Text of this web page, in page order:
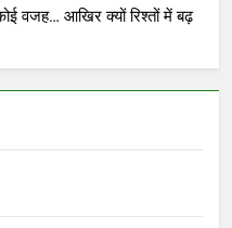
वजह… आखिर क्यों रिश्तों में बढ़